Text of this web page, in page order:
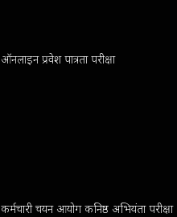
ऑनलाइन प्रवेश पात्रता परीक्षा
कर्मचारी चयन आयोग कनिष्ठ अभियंता परीक्षा